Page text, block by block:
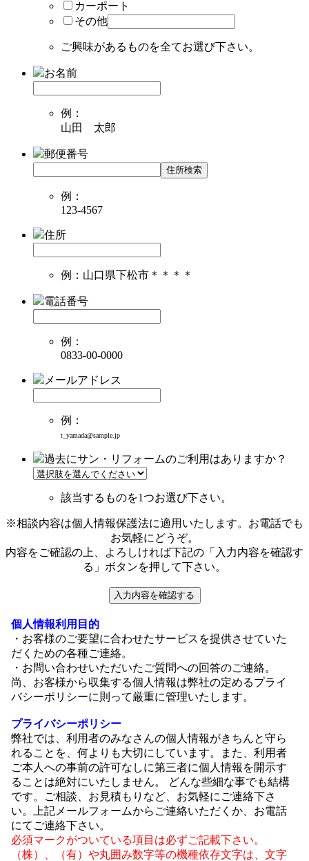
カーポート
その他
ご興味があるものを全てお選び下さい。
お名前
例：
山田 太郎
郵便番号
住所検索
例：
123-4567
住所
例：山口県下松市＊＊＊＊
電話番号
例：
0833-00-0000
メールアドレス
例：
t_yamada@sample.jp
過去にサン・リフォームのご利用はありますか？
該当するものを1つお選び下さい。
※相談内容は個人情報保護法に適用いたします。お電話でも
お気軽にどうぞ。
内容をご確認の上、よろしければ下記の「入力内容を確認す
る」ボタンを押して下さい。
入力内容を確認する
個人情報利用目的
・お客様のご要望に合わせたサービスを提供させていた
だくための各種ご連絡。
・お問い合わせいただいたご質問への回答のご連絡。
尚、お客様から収集する個人情報は弊社の定めるプライ
バシーポリシーに則って厳重に管理いたします。
プライバシーポリシー
弊社では、利用者のみなさんの個人情報がきちんと守ら
れることを、何よりも大切にしています。また、利用者
ご本人への事前の許可なしに第三者に個人情報を開示す
ることは絶対にいたしません。 どんな些細な事でも結構
です。ご相談、お見積もりなど、お気軽にご連絡下さ
い。上記メールフォームからご連絡いただくか、お電話
にてご連絡下さい。
必須マークがついている項目は必ずご記載下さい。
（株）、（有）や丸囲み数字等の機種依存文字は、文字